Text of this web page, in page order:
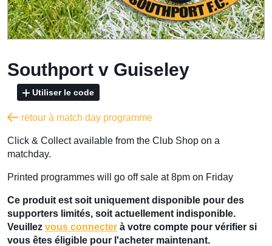
Southport v Guiseley
Utiliser le code
retour à match day programme
Click & Collect available from the Club Shop on a
matchday.
Printed programmes will go off sale at 8pm on Friday
Ce produit est soit uniquement disponible pour des
supporters limités, soit actuellement indisponible.
Veuillez vous connecter à votre compte pour vérifier si
vous êtes éligible pour l'acheter maintenant.